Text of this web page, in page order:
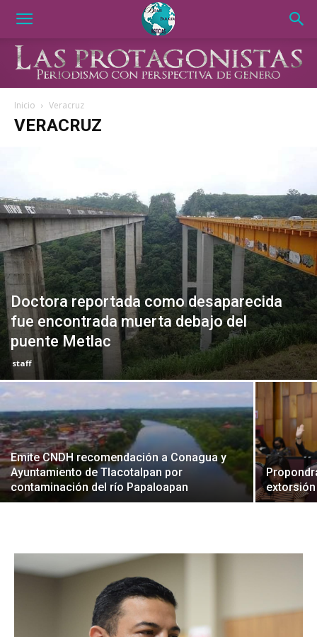
Inicio Veracruz
VERACRUZ
Doctora reportada como desaparecida
fue encontrada muerta debajo del
puente Metlac
staff
Emite CNDH recomendación a Conagua y
Ayuntamiento de Tlacotalpan por
contaminación del río Papaloapan